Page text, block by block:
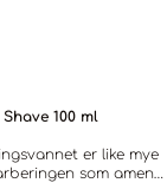
100 ml
er like mye
som amen